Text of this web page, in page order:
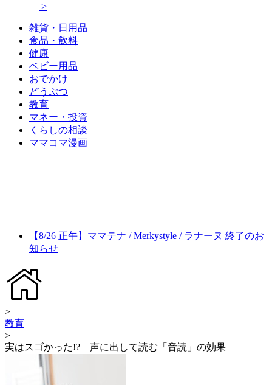
>
雑貨・日用品
食品・飲料
健康
ベビー用品
おでかけ
どうぶつ
教育
マネー・投資
くらしの相談
ママコマ漫画
【8/26 正午】ママテナ / Merkystyle / ラナーヌ 終了のお
知らせ
>
教育
>
実はスゴかった!? 声に出して読む「音読」の効果